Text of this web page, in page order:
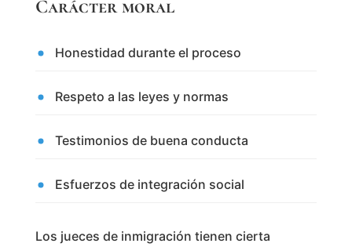
Carácter moral
Honestidad durante el proceso
Respeto a las leyes y normas
Testimonios de buena conducta
Esfuerzos de integración social
Los jueces de inmigración tienen cierta